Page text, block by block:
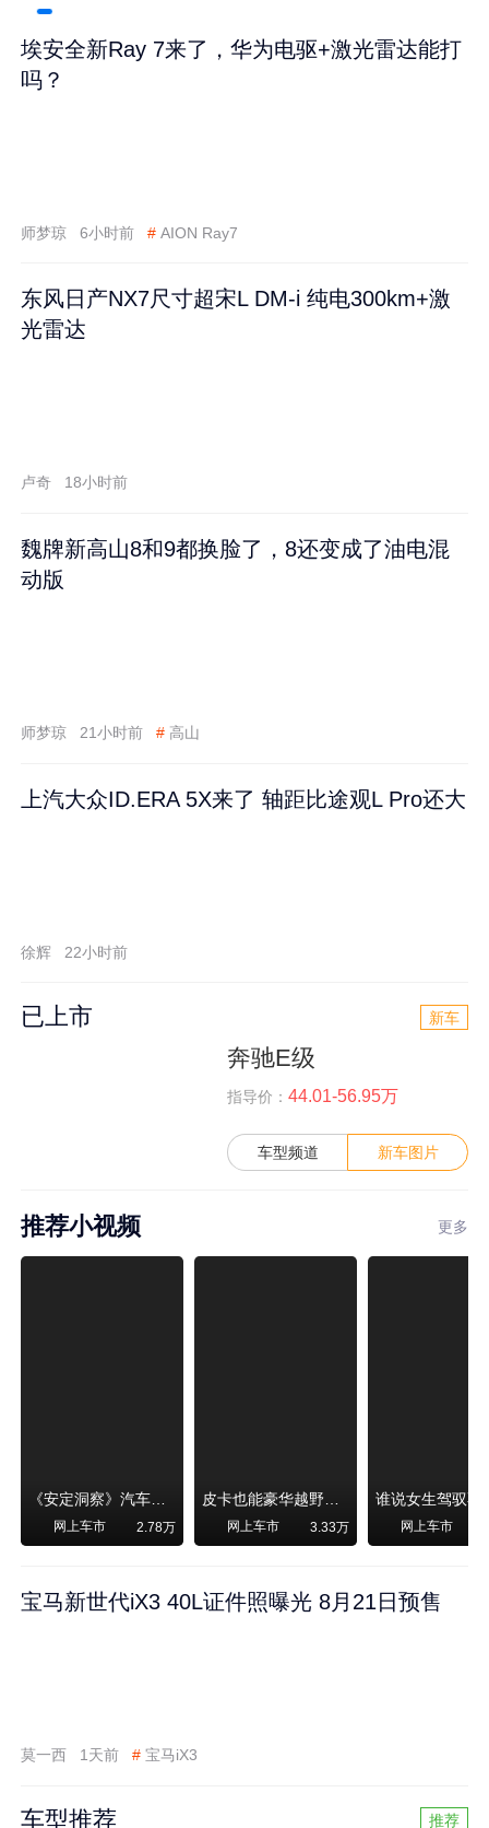
埃安全新Ray 7来了，华为电驱+激光雷达能打
吗？
师梦琼 6小时前 # AION Ray7
东风日产NX7尺寸超宋L DM-i 纯电300km+激
光雷达
卢奇 18小时前
魏牌新高山8和9都换脸了，8还变成了油电混
动版
师梦琼 21小时前 # 高山
上汽大众ID.ERA 5X来了 轴距比途观L Pro还大
徐辉 22小时前
已上市 新车
奔驰E级
指导价： 44.01-56.95万
车型频道 新车图片
推荐小视频 更多
《安定洞察》汽车烧不烧油，和石油安全无关！
网上车市 2.78万
皮卡也能豪华越野！纵横F700上市，限时卖29.99万起
网上车市 3.33万 网上车市
宝马新世代iX3 40L证件照曝光 8月21日预售
莫一西 1天前 # 宝马iX3
车型推荐 推荐